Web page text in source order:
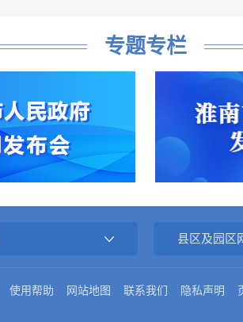
专题专栏
县区及园区
使用帮助 网站地图 联系我们 隐私声明